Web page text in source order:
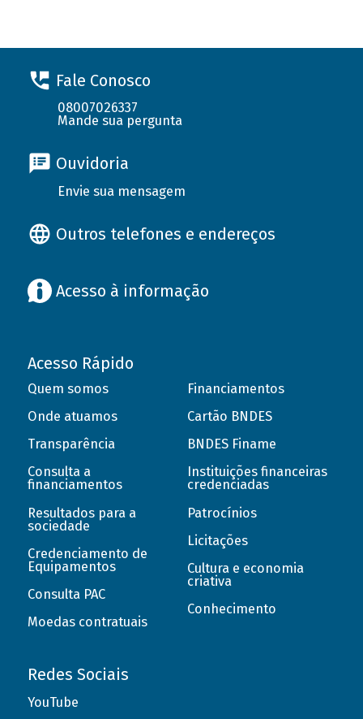
Fale Conosco
08007026337
Mande sua pergunta
Ouvidoria
Envie sua mensagem
Outros telefones e endereços
Acesso à informação
Acesso Rápido
Quem somos
Onde atuamos
Transparência
Consulta a
financiamentos
Resultados para a
sociedade
Credenciamento de
Equipamentos
Consulta PAC
Moedas contratuais
Financiamentos
Cartão BNDES
BNDES Finame
Instituições financeiras
credenciadas
Patrocínios
Licitações
Cultura e economia
criativa
Conhecimento
Redes Sociais
YouTube